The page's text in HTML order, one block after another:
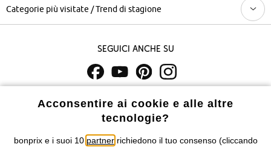
Categorie più visitate / Trend di stagione
Seguici anche su
I prezzi sono IVA inclusa. Non includono
le spese di spedizione e i
costi di servizio.
Condizioni di vendita Accessibilità
Acconsentire ai cookie e alle altre
tecnologie?
bonprix e i suoi 10 partnerrichiedono il tuo consenso (cliccando